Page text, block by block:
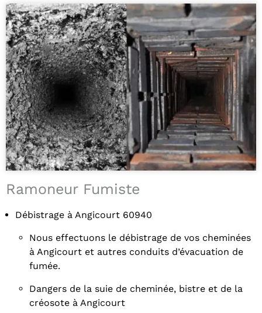
Ramoneur Fumiste
Débistrage à Angicourt 60940
Nous effectuons le débistrage de vos cheminées
à Angicourt et autres conduits d’évacuation de
fumée.
Dangers de la suie de cheminée, bistre et de la
créosote à Angicourt